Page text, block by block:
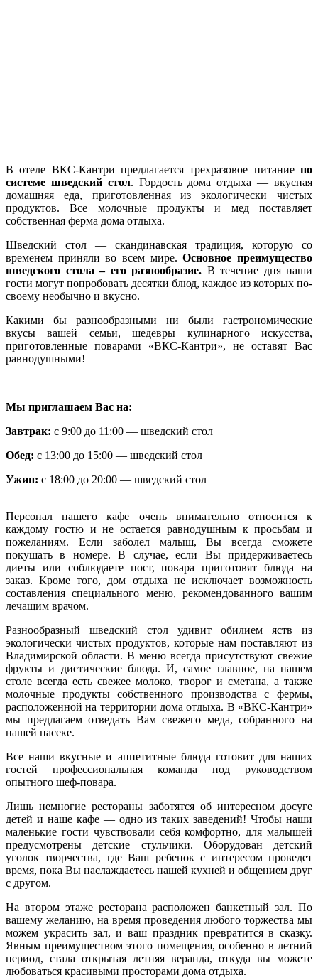
В отеле ВКС-Кантри предлагается трехразовое питание по
системе шведский стол. Гордость дома отдыха — вкусная
домашняя еда, приготовленная из экологически чистых
продуктов. Все молочные продукты и мед поставляет
собственная ферма дома отдыха.
Шведский стол — скандинавская традиция, которую со
временем приняли во всем мире.Основное преимущество
шведского стола – его разнообразие. В течение дня наши
гости могут попробовать десятки блюд, каждое из которых по-
своему необычно и вкусно.
Какими бы разнообразными ни были гастрономические
вкусы вашей семьи, шедевры кулинарного искусства,
приготовленные поварами «ВКС-Кантри», не оставят Вас
равнодушными!
Мы приглашаем Вас на:
Завтрак: с 9:00 до 11:00 — шведский стол
Обед: с 13:00 до 15:00 — шведский стол
Ужин: с 18:00 до 20:00 — шведский стол
Персонал нашего кафе очень внимательно относится к
каждому гостю и не остается равнодушным к просьбам и
пожеланиям. Если заболел малыш, Вы всегда сможете
покушать в номере. В случае, если Вы придерживаетесь
диеты или соблюдаете пост, повара приготовят блюда на
заказ. Кроме того, дом отдыха не исключает возможность
составления специального меню, рекомендованного вашим
лечащим врачом.
Разнообразный шведский стол удивит обилием яств из
экологически чистых продуктов, которые нам поставляют из
Владимирской области. В меню всегда присутствуют свежие
фрукты и диетические блюда. И, самое главное, на нашем
столе всегда есть свежее молоко, творог и сметана, а также
молочные продукты собственного производства с фермы,
расположенной на территории дома отдыха. В «ВКС-Кантри»
мы предлагаем отведать Вам свежего меда, собранного на
нашей пасеке.
Все наши вкусные и аппетитные блюда готовит для наших
гостей профессиональная команда под руководством
опытного шеф-повара.
Лишь немногие рестораны заботятся об интересном досуге
детей и наше кафе — одно из таких заведений! Чтобы наши
маленькие гости чувствовали себя комфортно, для малышей
предусмотрены детские стульчики. Оборудован детский
уголок творчества, где Ваш ребенок с интересом проведет
время, пока Вы наслаждаетесь нашей кухней и общением друг
с другом.
На втором этаже ресторана расположен банкетный зал. По
вашему желанию, на время проведения любого торжества мы
можем украсить зал, и ваш праздник превратится в сказку.
Явным преимуществом этого помещения, особенно в летний
период, стала открытая летняя веранда, откуда вы можете
любоваться красивыми просторами дома отдыха.